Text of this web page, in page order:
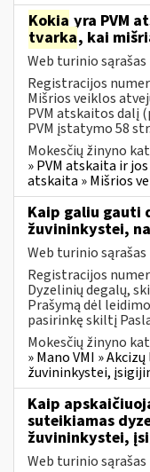
Kokia yra PVM
tvarka, kai
Web turinio sąrašas
Registracijos
Mišrios veiklos
PVM atskaitos dalį
PVM įstatymo 58
Mokesčių žinyno
» PVM atskaita ir
atskaita » Mišrios
Kaip galiu gauti
žuvininkystei,
Web turinio sąrašas
Registracijos
Dyzelinių degalų,
Prašymą dėl
pasirinkę skiltį
Mokesčių žinyno
» Mano VMI »
žuvininkystei,
Kaip
suteikiamas
žuvininkystei,
Web turinio sąrašas